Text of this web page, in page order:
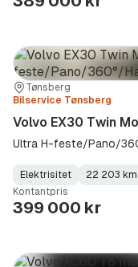
Sted:Tønsberg
Forhandler:
Bilservice Tønsberg
Volvo EX30 Twin
Ultra H-feste/Pano/
Fuel
Type:
Elektrisitet
Kilometerstand:
22 203 km
Model
Year:
Gearbox
Type:
Kontantpris
399 000 kr